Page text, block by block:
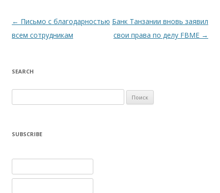
Навигация по записям
← Письмо с благодарностью
всем сотрудникам
Банк Танзании вновь заявил
свои права по делу FBME →
SEARCH
SUBSCRIBE